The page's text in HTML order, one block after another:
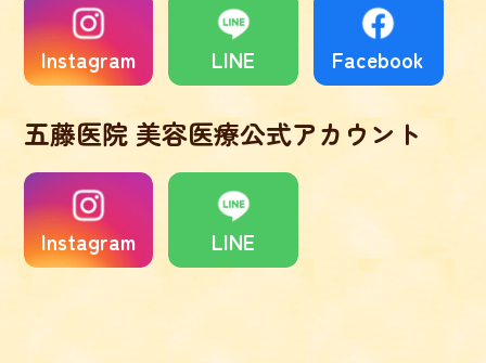
Instagram LINE Facebook
五藤医院 美容医療公式アカウント
Instagram LINE